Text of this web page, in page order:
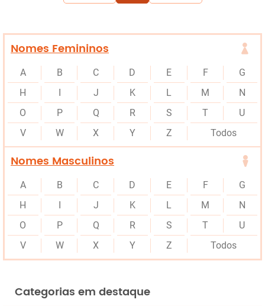
Nomes Femininos
A B C D E F
G
H
J K L M
N
O
P Q R S T
U
V
W X Y Z Todos
Nomes Masculinos
A B C D E F
G
H
J K L M
N
O
P Q R S T
U
V
W X Y Z Todos
Categorias em destaque